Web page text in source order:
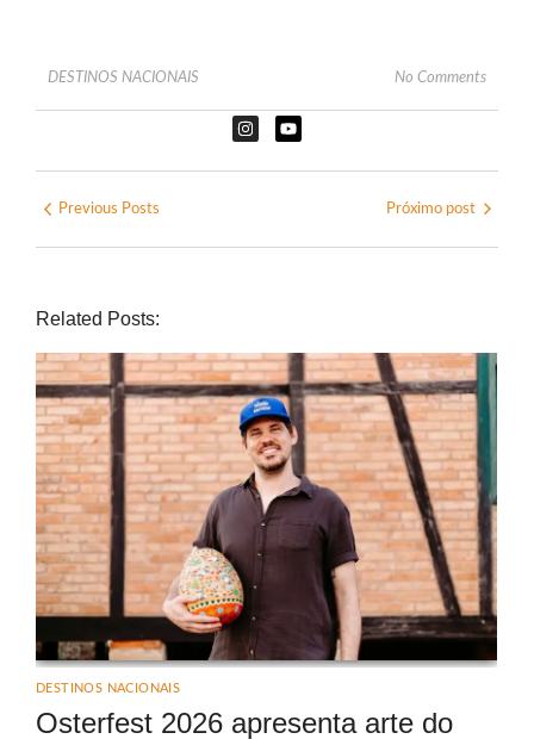
DESTINOS NACIONAIS No Comments
Previous Posts Próximo post
Related Posts:
DESTINOS NACIONAIS
Osterfest 2026 apresenta arte do